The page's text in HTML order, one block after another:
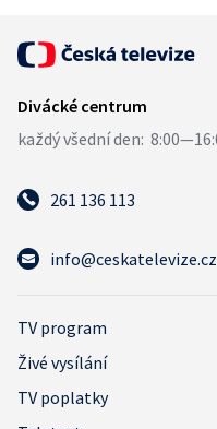
261 136 113
info@ceskatelevize.cz
TV program
Živé vysílání
TV poplatky